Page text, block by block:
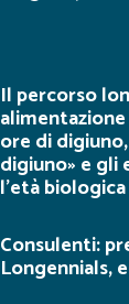
Il percorso
ore di
digiuno» e gli
l’età biologica
Consulenti:
Longennials,